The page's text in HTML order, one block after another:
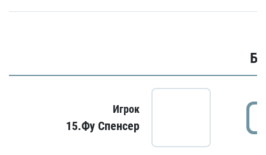
Игрок
15.Фу Спенсер